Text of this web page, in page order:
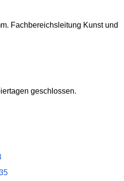
Fachbereichsleitung Kunst und
geschlossen.